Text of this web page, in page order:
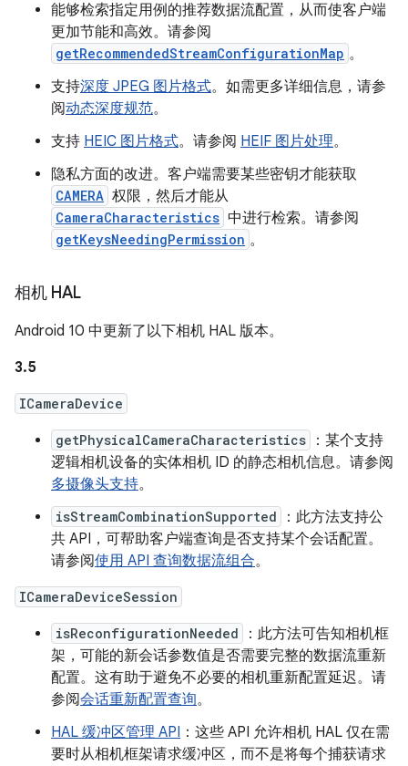
能够检索指定用例的推荐数据流配置，从而使客户端
更加节能和高效。请参阅
getRecommendedStreamConfigurationMap 。
支持深度 JPEG 图片格式。如需更多详细信息，请参
阅动态深度规范。
支持 HEIC 图片格式。请参阅 HEIF 图片处理。
隐私方面的改进。客户端需要某些密钥才能获取
CAMERA 权限，然后才能从
CameraCharacteristics 中进行检索。请参阅
getKeysNeedingPermission 。
相机 HAL
Android 10 中更新了以下相机 HAL 版本。
3.5
ICameraDevice
getPhysicalCameraCharacteristics
：某个支持
逻辑相机设备的实体相机 ID 的静态相机信息。请参阅
多摄像头支持。
isStreamCombinationSupported
：此方法支持公
共 API，可帮助客户端查询是否支持某个会话配置。
请参阅使用 API 查询数据流组合。
ICameraDeviceSession
isReconfigurationNeeded
：此方法可告知相机框
架，可能的新会话参数值是否需要完整的数据流重新
配置。这有助于避免不必要的相机重新配置延迟。请
参阅会话重新配置查询。
HAL 缓冲区管理 API ：这些 API 允许相机 HAL 仅在需
要时从相机框架请求缓冲区，而不是将每个捕获请求